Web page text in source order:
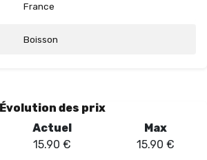
France
Boisson
Évolution des prix
Actuel
15.90 €
Max
15.90 €